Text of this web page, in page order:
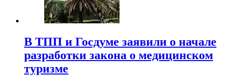
В ТПП и Госдуме заявили о начале
разработки закона о медицинском
туризме